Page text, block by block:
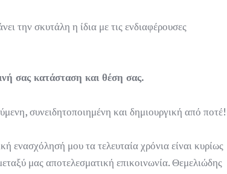
την σκυτάλη η ίδια με τις ενδιαφέρουσες
σας κατάσταση και θέση σας.
συνειδητοποιημένη και δημιουργική από ποτέ!
ενασχόλησή μου τα τελευταία χρόνια είναι κυρίως
μας αποτελεσματική επικοινωνία. Θεμελιώδης